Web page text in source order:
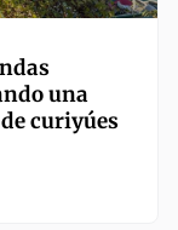
una
curiyúes